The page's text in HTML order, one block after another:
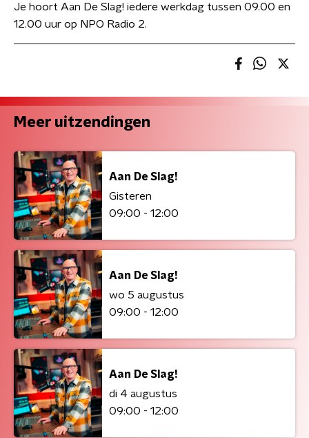
Je hoort Aan De Slag! iedere werkdag tussen 09.00 en
12.00 uur op NPO Radio 2.
Meer uitzendingen
Aan De Slag!
Gisteren
09:00 - 12:00
Aan De Slag!
wo 5 augustus
09:00 - 12:00
Aan De Slag!
di 4 augustus
09:00 - 12:00